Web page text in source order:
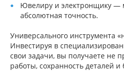
Ювелиру и электронщику —
абсолютная точность.
Универсального инструмента
Инвестируя в
свои задачи, вы получаете не
работы, сохранность деталей и